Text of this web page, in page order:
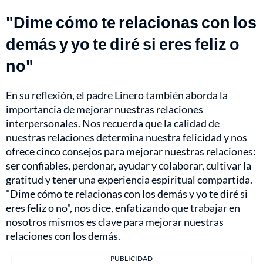
"Dime cómo te relacionas con los
demás y yo te diré si eres feliz o
no"
En su reflexión, el padre Linero también aborda la
importancia de mejorar nuestras relaciones
interpersonales. Nos recuerda que la calidad de
nuestras relaciones determina nuestra felicidad y nos
ofrece cinco consejos para mejorar nuestras relaciones:
ser confiables, perdonar, ayudar y colaborar, cultivar la
gratitud y tener una experiencia espiritual compartida.
"Dime cómo te relacionas con los demás y yo te diré si
eres feliz o no", nos dice, enfatizando que trabajar en
nosotros mismos es clave para mejorar nuestras
relaciones con los demás.
PUBLICIDAD